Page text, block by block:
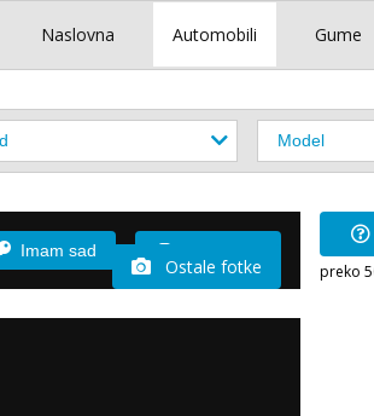
Naslovna Automobili Gume
Imam sad
Ostale fotke preko